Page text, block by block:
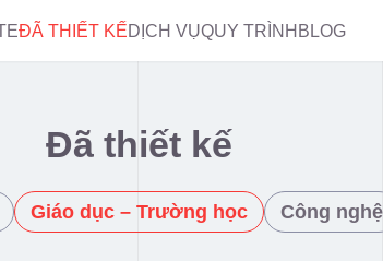
ĐÃ THIẾT KẾDỊCH VỤQUY TRÌNH BLOG
Đã thiết kế
Giáo dục – Trường học Công nghệ